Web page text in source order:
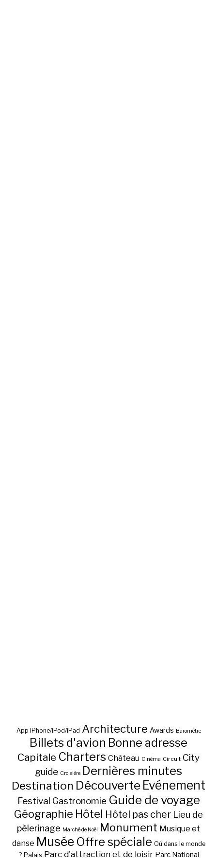
App iPhone/iPod/iPad Architecture Awards Baromètre
Billets d'avion Bonne adresse
Capitale Charters Château Cinéma Circuit City
guide Croisière Dernières minutes
Destination Découverte Evénement
Festival Gastronomie Guide de voyage
Géographie Hôtel Hôtel pas cher Lieu de
pèlerinage Marché de Noël Monument Musique et
danse Musée Offre spéciale Où dans le monde
? Palais Parc d'attraction et de loisir Parc National